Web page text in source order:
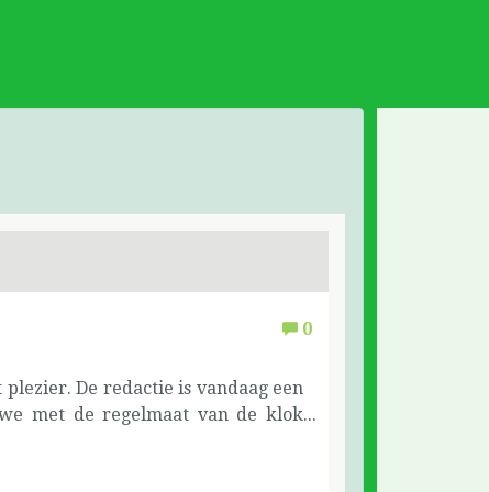
0
De redactie is vandaag een
met de regelmaat van de klok